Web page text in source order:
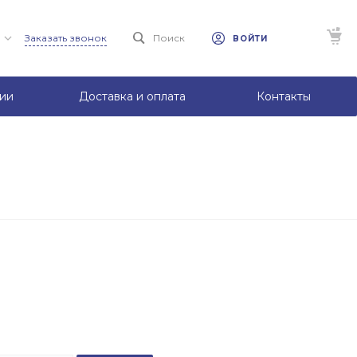
Заказать звонок Поиск ВОЙТИ
Доставка и оплата Контакты